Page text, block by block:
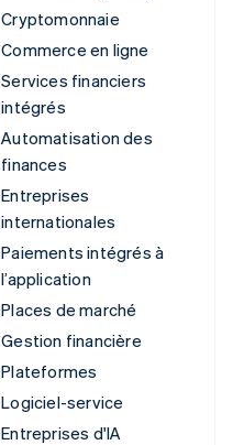
Cryptomonnaie
Commerce en ligne
Services financiers
intégrés
Automatisation des
finances
Entreprises
internationales
Paiements intégrés à
l’application
Places de marché
Gestion financière
Plateformes
Logiciel-service
Entreprises d'IA